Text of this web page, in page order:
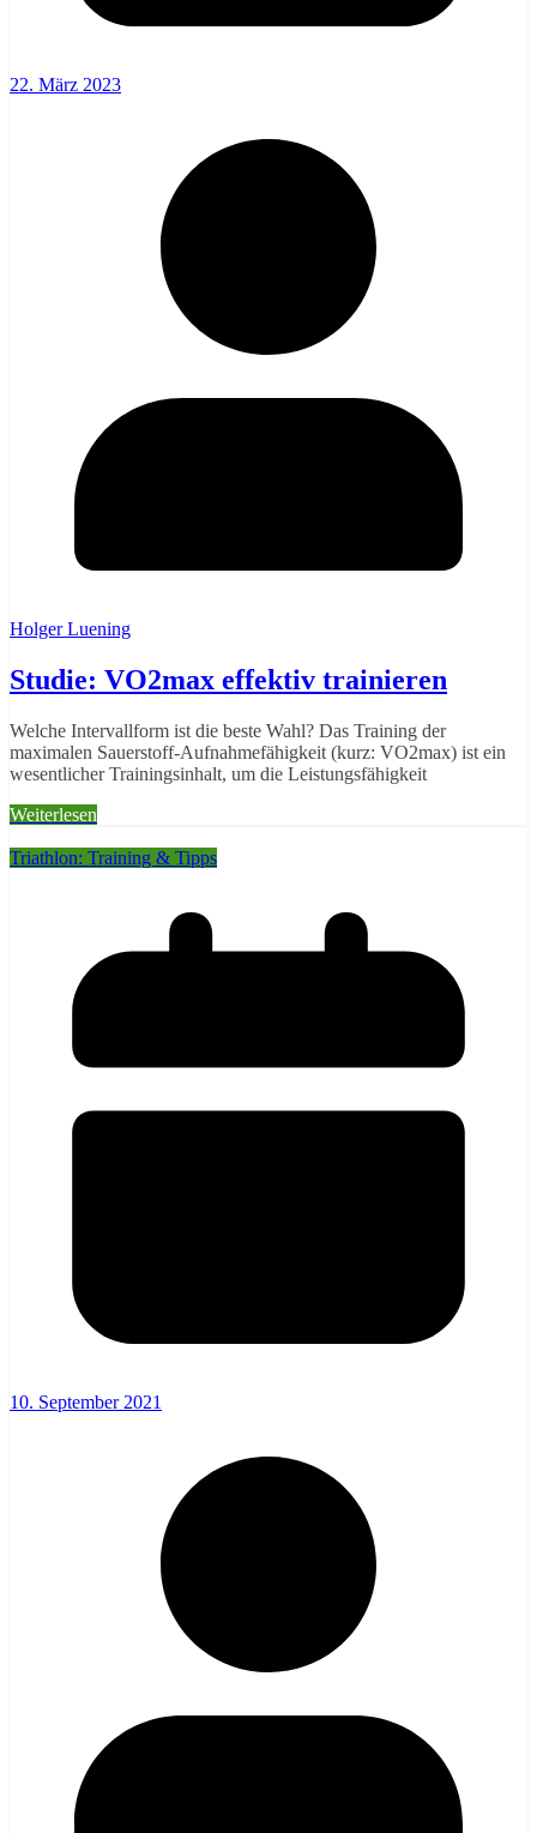
22. März 2023
Holger Luening
Studie: VO2max effektiv trainieren
Welche Intervallform ist die beste Wahl? Das Training der
maximalen Sauerstoff-Aufnahmefähigkeit (kurz: VO2max) ist ein
wesentlicher Trainingsinhalt, um die Leistungsfähigkeit
Weiterlesen
Triathlon: Training & Tipps
10. September 2021